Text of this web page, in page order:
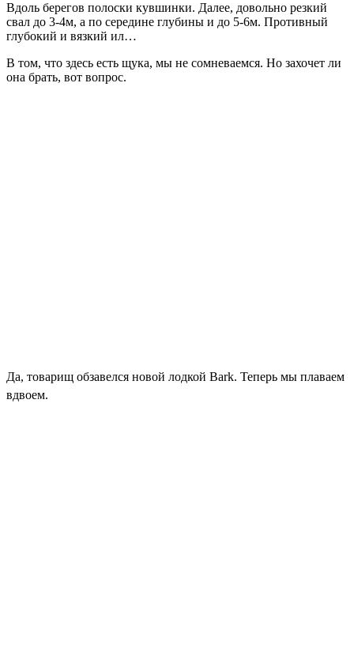
Вдоль берегов полоски кувшинки. Далее, довольно резкий
свал до 3-4м, а по середине глубины и до 5-6м. Противный
глубокий и вязкий ил…
В том, что здесь есть щука, мы не сомневаемся. Но захочет ли
она брать, вот вопрос.
Да, товарищ обзавелся новой лодкой Bark. Теперь мы плаваем
вдвоем.